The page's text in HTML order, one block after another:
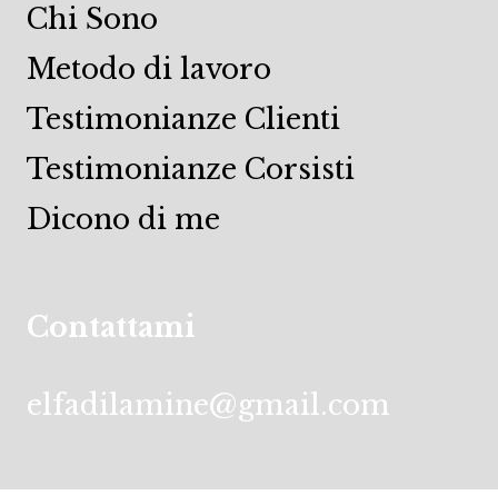
Chi Sono
Metodo di lavoro
Testimonianze Clienti
Testimonianze Corsisti
Dicono di me
Contattami
elfadilamine@gmail.com